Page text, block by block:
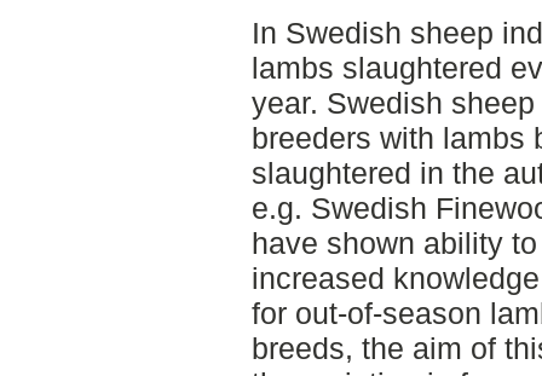
In Swedish sheep
lambs slaughtered
year. Swedish
breeders with lambs
slaughtered in the
e.g. Swedish
have shown ability
increased
for out-of-season
breeds, the aim of